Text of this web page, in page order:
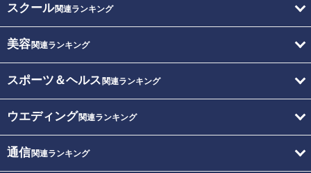
スクール関連ランキング
美容関連ランキング
スポーツ＆ヘルス 関連ランキング
ウエディング関連ランキング
通信関連ランキング